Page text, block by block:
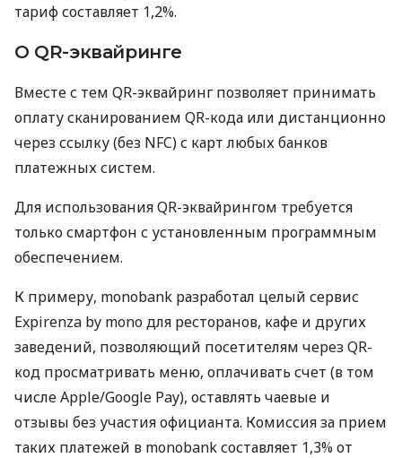
тариф составляет 1,2%.
О QR-эквайринге
Вместе с тем QR-эквайринг позволяет принимать
оплату сканированием QR-кода или дистанционно
через ссылку (без NFC) с карт любых банков
платежных систем.
Для использования QR-эквайрингом требуется
только смартфон с установленным программным
обеспечением.
К примеру, monobank разработал целый сервис
Expirenza by mono для ресторанов, кафе и других
заведений, позволяющий посетителям через QR-
код просматривать меню, оплачивать счет (в том
числе Apple/Google Pay), оставлять чаевые и
отзывы без участия официанта. Комиссия за прием
таких платежей в monobank составляет 1,3% от